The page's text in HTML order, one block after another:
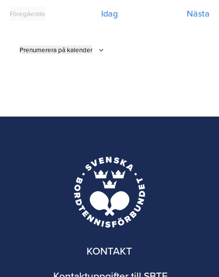
Föregående
Idag Nästa
Prenumerera på kalender
KONTAKT